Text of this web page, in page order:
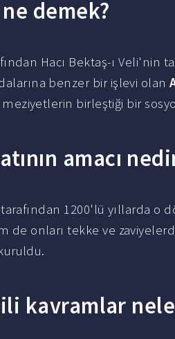
demek?
Hacı Bektaş-ı Veli'nin
benzer bir işlevi olan
meziyetlerin birleştiği bir
amacı
tarafından 1200'lü yıllarda
de onları tekke ve
kavramlar